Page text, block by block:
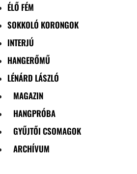
ÉLŐ FÉM
SOKKOLÓ KORONGOK
INTERJÚ
HANGERŐMŰ
LÉNÁRD LÁSZLÓ
MAGAZIN
HANGPRÓBA
GYŰJTŐI CSOMAGOK
ARCHÍVUM